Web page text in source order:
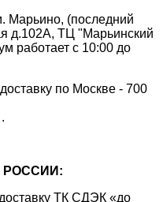
Марьино, (последний
д.102А, ТЦ "Марьинский
работает с 10:00 до
по Москве - 700
РОССИИ:
ТК СДЭК «до